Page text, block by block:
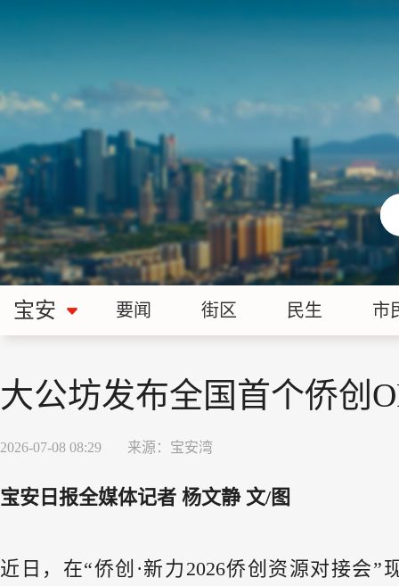
宝安 要闻 街区 民生 市
大公坊发布全国首个侨创
2026-07-08 08:29 来源： 宝安湾
宝安日报全媒体记者 杨文静 文/图
近日，在“侨创·新力2026侨创资源对接会”